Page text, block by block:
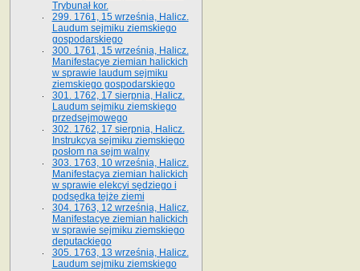
Trybunał kor.
299. 1761, 15 września, Halicz.
Laudum sejmiku ziemskiego
gospodarskiego
300. 1761, 15 września, Halicz.
Manifestacye ziemian halickich
w sprawie laudum sejmiku
ziemskiego gospodarskiego
301. 1762, 17 sierpnia, Halicz.
Laudum sejmiku ziemskiego
przedsejmowego
302. 1762, 17 sierpnia, Halicz.
Instrukcya sejmiku ziemskiego
posłom na sejm walny
303. 1763, 10 września, Halicz.
Manifestacya ziemian halickich
w sprawie elekcyi sędziego i
podsędka tejże ziemi
304. 1763, 12 września, Halicz.
Manifestacye ziemian halickich
w sprawie sejmiku ziemskiego
deputackiego
305. 1763, 13 września, Halicz.
Laudum sejmiku ziemskiego